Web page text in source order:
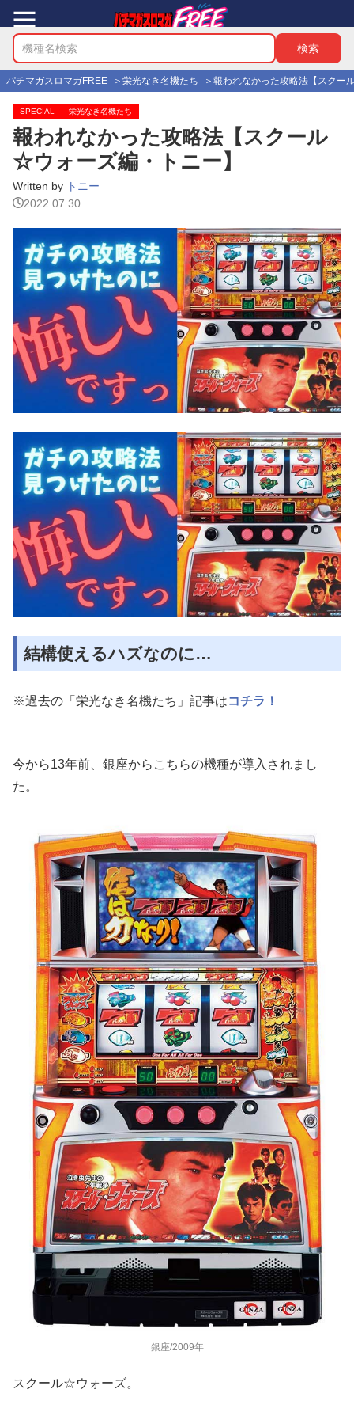
パチマガスロマガFREE 栄光なき名機たち 報われなかった攻略法【スクー
SPECIAL 栄光なき名機たち
報われなかった攻略法【スクール
☆ウォーズ編・トニー】
Written by トニー
2022.07.30
結構使えるハズなのに…
※過去の「栄光なき名機たち」記事はコチラ！
今から13年前、銀座からこちらの機種が導入されまし
た。
銀座/2009年
スクール☆ウォーズ。